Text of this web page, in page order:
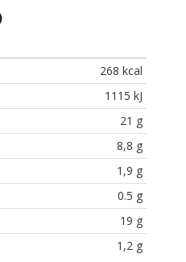
268 kcal
1115 kJ
21 g
8,8 g
1,9 g
0.5 g
19 g
1,2 g